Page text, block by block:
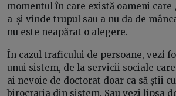
momentul în care există oameni care
a-și vinde trupul sau a nu da de
nu este neapărat o alegere.
În cazul traficului de persoane, vezi
unui sistem, de la servicii sociale
ai nevoie de doctorat doar ca să știi
birocrația din sistem. Sau vezi lipsa